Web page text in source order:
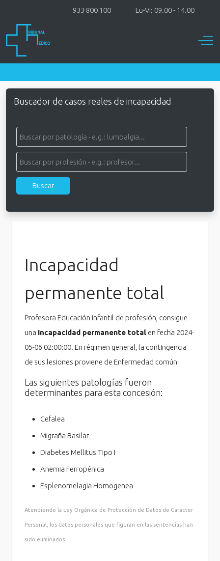
933 800 100 Lu-Vi: 09.00 - 14.00
Off-
Buscador de casos reales de incapacidad
Incapacidad
permanente total
Profesora Educación Infantil de profesión, consigue
una Incapacidad permanente total en fecha 2024-
05-06 02:00:00. En régimen general, la contingencia
de sus lesiones proviene de Enfermedad común
Las siguientes patologías fueron
determinantes para esta concesión:
Cefalea
Migraña Basilar
Diabetes Mellitus Tipo I
Anemia Ferropénica
Esplenomelagia Homogenea
Atendiendo la Ley Orgánica de Protección de Datos de Carácter
Personal, los datos personales que figuran en las sentencias han
sido eliminados.